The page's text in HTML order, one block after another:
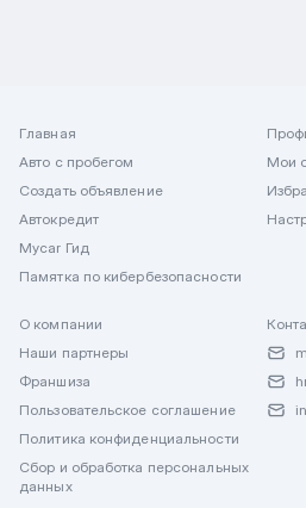
Главная
Авто с пробегом
Создать объявление
Автокредит
Mycar Гид
Памятка по кибербезопасности
Мои
О компании
Наши партнеры
Франшиза
Пользовательское соглашение
Политика конфиденциальности
Сбор и обработка персональных
данных